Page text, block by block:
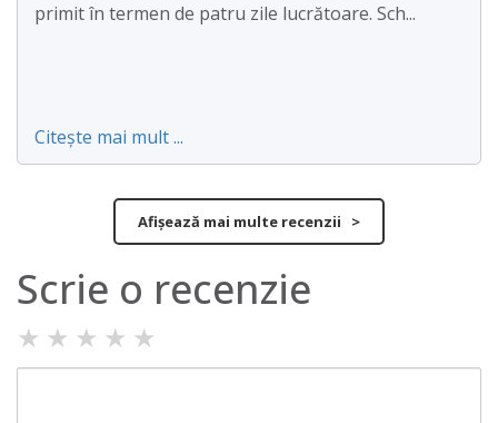
primit în termen de patru zile lucrătoare. Sch...
Citește mai mult ...
Afișează mai multe recenzii >
Scrie o recenzie
★ ★ ★ ★ ★